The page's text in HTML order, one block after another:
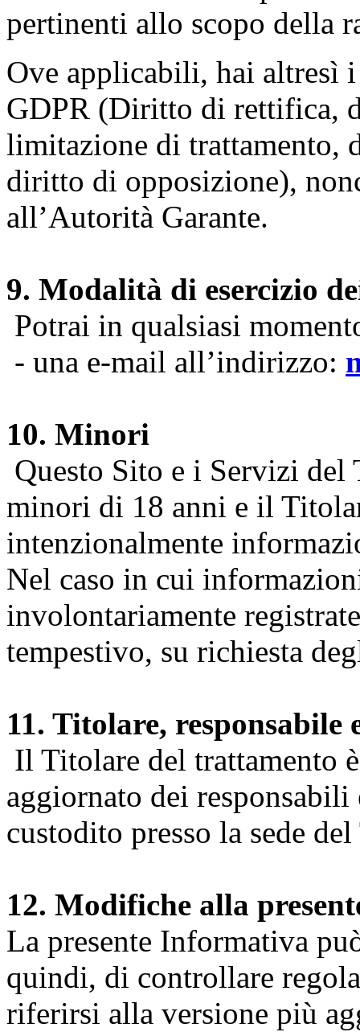
pertinenti allo scopo della
Ove applicabili, hai
GDPR (Diritto di rettifica,
limitazione di trattamento,
diritto di opposizione),
all’Autorità Garante.
9. Modalità di esercizio
Potrai in qualsiasi
- una e-mail all’indirizzo:
10. Minori
Questo Sito e i Servizi del
minori di 18 anni e il
intenzionalmente
Nel caso in cui
involontariamente
tempestivo, su richiesta
11. Titolare, responsabile
Il Titolare del trattamento
aggiornato dei
custodito presso la sede
12. Modifiche alla
La presente Informativa
quindi, di controllare
riferirsi alla versione più